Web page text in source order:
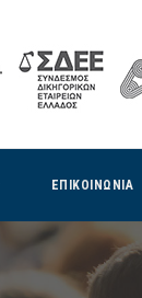
ΕΠΙΚΟΙΝΩΝΙΑ